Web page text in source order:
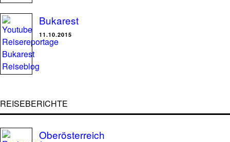
Bukarest
11.10.2015
REISEBERICHTE
Oberösterreich